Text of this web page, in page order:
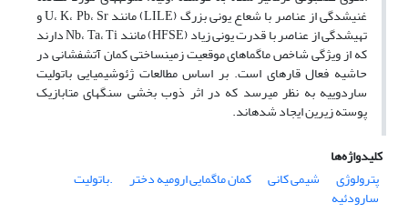
غنی‎شدگی از عناصر با شعاع یونی بزرگ (LILE) مانند U، K، Pb، Sr و
تهی‎شدگی از عناصر با قدرت یونی زیاد (HFSE) مانند Nb، Ta، Ti دارند
که از ویژگی شاخص ماگماهای موقعیت زمین­ساختی کمان آتشفشانی در
حاشیه فعال قاره­ای است. بر اساس مطالعات ژئوشیمیایی باتولیت
ساردوییه به نظر می­رسد که در اثر ذوب بخشی سنگ­های متابازیک
پوسته زیرین ایجاد شده‎اند.
کلیدواژه‌ها
پترولوژی
شیمی کانی کمان ماگمایی ارومیه دختر .باتولیت
سارودئیه